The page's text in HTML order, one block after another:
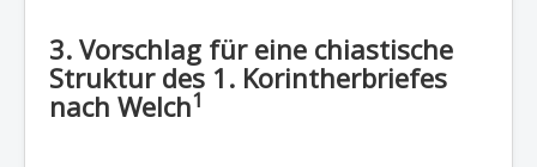
3. Vorschlag für eine chiastische
Struktur des 1. Korintherbriefes
nach Welch1